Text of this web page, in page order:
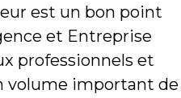
est un bon point
et Entreprise
professionnels et
volume important de